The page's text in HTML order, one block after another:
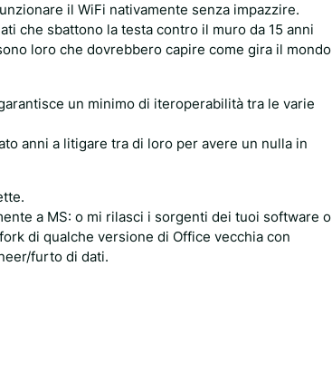
il WiFi nativamente senza impazzire.
che sbattono la testa contro il muro da 15 anni
loro che dovrebbero capire come gira il mondo
un minimo di iteroperabilità tra le varie
anni a litigare tra di loro per avere un nulla in
a MS: o mi rilasci i sorgenti dei tuoi software o
di qualche versione di Office vecchia con
furto di dati.